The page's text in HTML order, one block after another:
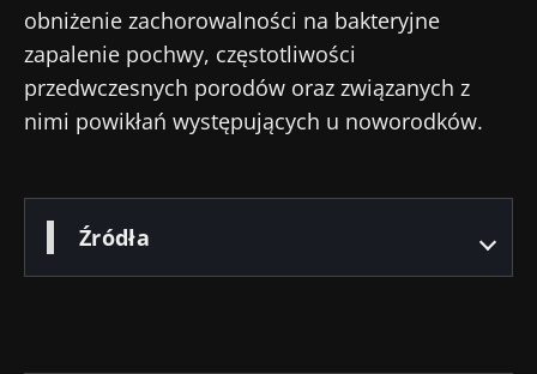
obniżenie zachorowalności na bakteryjne
zapalenie pochwy, częstotliwości
przedwczesnych porodów oraz związanych z
nimi powikłań występujących u noworodków.
Źródła